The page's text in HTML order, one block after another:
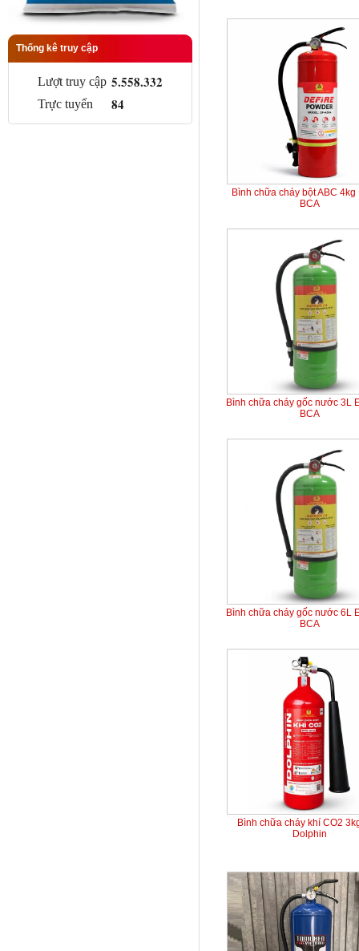
Thống kê truy cập
Lượt truy cập 5.558.332
Trực tuyến 84
Bình chữa cháy bột ABC 4kg
BCA
Bình chữa cháy gốc nước 3L
BCA
Bình chữa cháy gốc nước 6L
BCA
Bình chữa cháy khí CO2
Dolphin